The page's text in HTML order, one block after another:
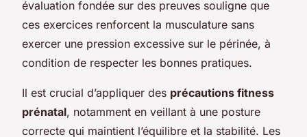
évaluation fondée sur des preuves souligne que
ces exercices renforcent la musculature sans
exercer une pression excessive sur le périnée, à
condition de respecter les bonnes pratiques.
Il est crucial d’appliquer des précautions fitness
prénatal, notamment en veillant à une posture
correcte qui maintient l’équilibre et la stabilité. Les